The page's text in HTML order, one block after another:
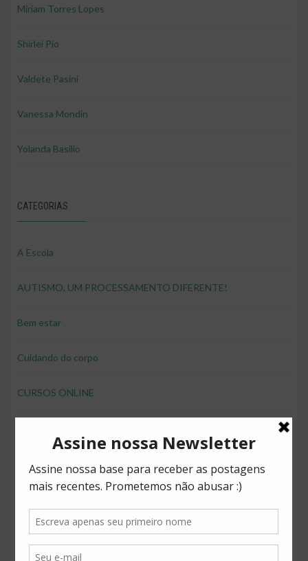
Miriam Torres Lopes
Shirlei Pio
Valdete Pasini
Vanessa Mondin
Yolanda Basilio
CATEGORIAS
A Escola
AUTISMO, UM PROCESSAMENTO DIFERENTE!
Bem estar
Cuidando do corpo
CURSOS ONLINE
Direitos
Educação